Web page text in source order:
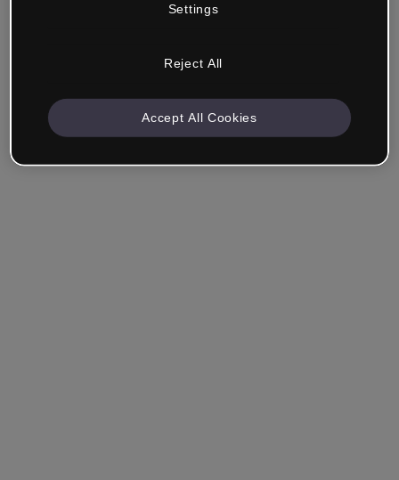
Empresa & Profissionais
outra área.
Settings
Reject All
Accept All Cookies